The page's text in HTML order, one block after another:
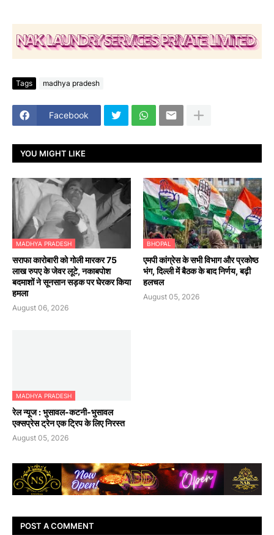
Tags madhya pradesh
Facebook
YOU MIGHT LIKE
MADHYA PRADESH
सराफा कारोबारी को गोली मारकर 75
लाख रुपए के जेवर लूटे, नकाबपोश
बदमाशों ने सूनसान सड़क पर घेरकर किया
हमला
August 06, 2026
BHOPAL
एमपी कांग्रेस के सभी विभाग और प्रकोष्ठ
भंग, दिल्ली में बैठक के बाद निर्णय, बढ़ी
हलचल
August 05, 2026
MADHYA PRADESH
रेल न्यूज : भुसावल-कटनी-भुसावल
एक्सप्रेस ट्रेन एक ट्रिप के लिए निरस्त
August 05, 2026
POST A COMMENT